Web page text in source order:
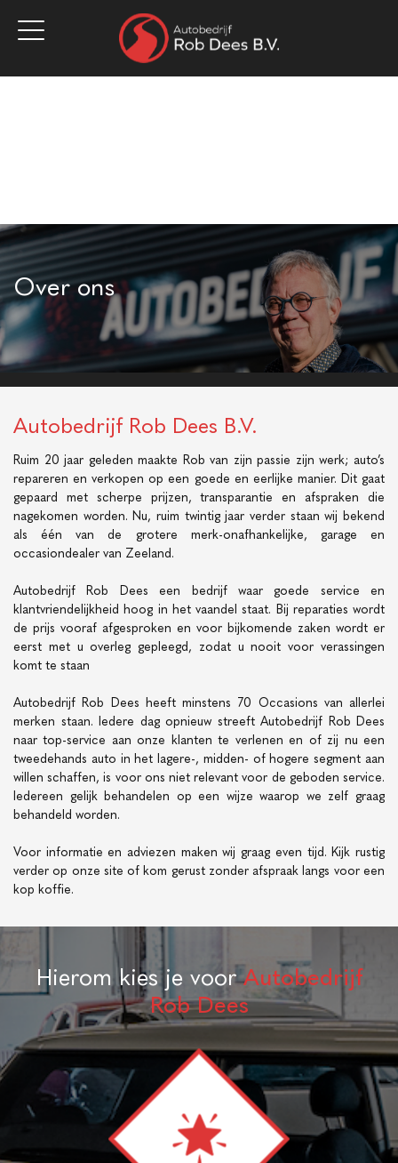
Aanbod
Over ons
Autobedrijf Rob Dees B.V.
Ruim 20 jaar geleden maakte Rob van zijn passie zijn werk; auto’s
repareren en verkopen op een goede en eerlijke manier. Dit gaat
gepaard met scherpe prijzen, transparantie en afspraken die
nagekomen worden. Nu, ruim twintig jaar verder staan wij bekend
als één van de grotere merk-onafhankelijke, garage en
occasiondealer van Zeeland.
Autobedrijf Rob Dees een bedrijf waar goede service en
klantvriendelijkheid hoog in het vaandel staat. Bij reparaties wordt
de prijs vooraf afgesproken en voor bijkomende zaken wordt er
eerst met u overleg gepleegd, zodat u nooit voor verassingen
komt te staan
Autobedrijf Rob Dees heeft minstens 70 Occasions van allerlei
merken staan. Iedere dag opnieuw streeft Autobedrijf Rob Dees
naar top-service aan onze klanten te verlenen en of zij nu een
tweedehands auto in het lagere-, midden- of hogere segment aan
willen schaffen, is voor ons niet relevant voor de geboden service.
Iedereen gelijk behandelen op een wijze waarop we zelf graag
behandeld worden.
Voor informatie en adviezen maken wij graag even tijd. Kijk rustig
verder op onze site of kom gerust zonder afspraak langs voor een
kop koffie.
Hierom kies je voorAutobedrijf
Rob Dees